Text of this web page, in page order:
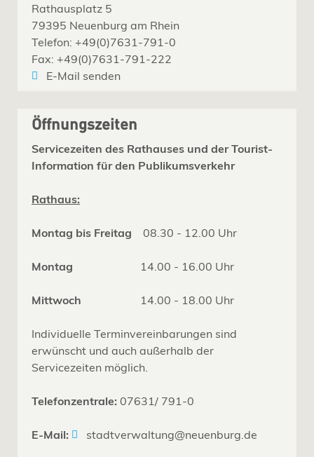
Rathausplatz 5
79395 Neuenburg am Rhein
Telefon: +49(0)7631-791-0
Fax: +49(0)7631-791-222
E-Mail senden
Öffnungszeiten
Servicezeiten des Rathauses und der Tourist-
Information für den Publikumsverkehr
Rathaus:
Montag bis Freitag 08.30 - 12.00 Uhr
Montag 14.00 - 16.00 Uhr
Mittwoch 14.00 - 18.00 Uhr
Individuelle Terminvereinbarungen sind
erwünscht und auch außerhalb der
Servicezeiten möglich.
Telefonzentrale: 07631/ 791-0
E-Mail: stadtverwaltung@neuenburg.de